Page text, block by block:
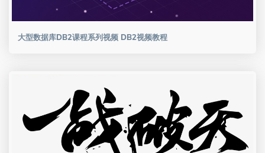
大型数据库DB2课程系列视频 DB2视频教程